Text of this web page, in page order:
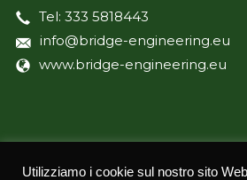
Tel: 333 5818443
info@bridge-engineering.eu
www.bridge-engineering.eu
Utilizziamo i cookie sul nostro sito